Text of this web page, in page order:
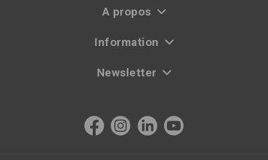
A propos
Information
Newsletter